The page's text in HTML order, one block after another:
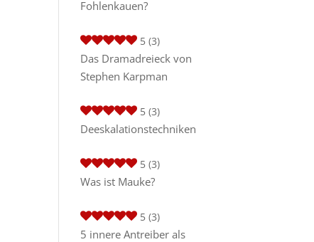
Fohlenkauen?
5 (3)
Das Dramadreieck von
Stephen Karpman
5 (3)
Deeskalationstechniken
5 (3)
Was ist Mauke?
5 (3)
5 innere Antreiber als